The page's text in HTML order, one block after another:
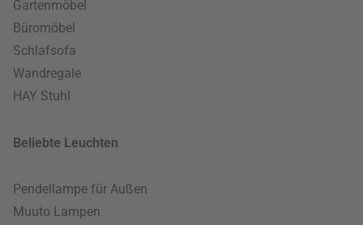
Gartenmöbel
Büromöbel
Schlafsofa
Wandregale
HAY Stuhl
Beliebte Leuchten
Pendellampe für Außen
Muuto Lampen